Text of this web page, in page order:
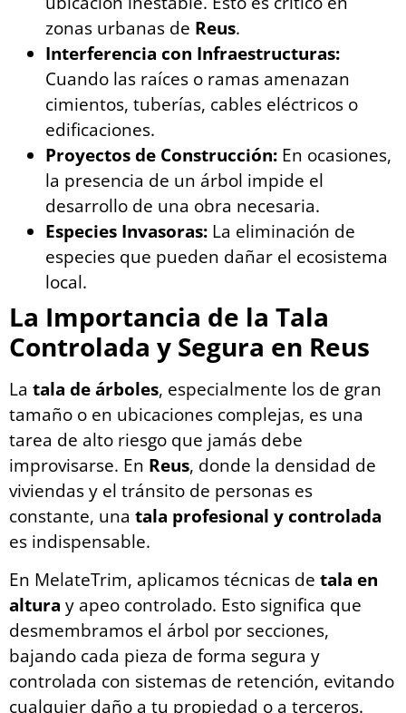
zonas urbanas de Reus.
Interferencia con Infraestructuras:
Cuando las raíces o ramas amenazan
cimientos, tuberías, cables eléctricos o
edificaciones.
Proyectos de Construcción: En ocasiones,
la presencia de un árbol impide el
desarrollo de una obra necesaria.
Especies Invasoras: La eliminación de
especies que pueden dañar el ecosistema
local.
La Importancia de la Tala
Controlada y Segura en Reus
La tala de árboles, especialmente los de gran
tamaño o en ubicaciones complejas, es una
tarea de alto riesgo que jamás debe
improvisarse. En Reus, donde la densidad de
viviendas y el tránsito de personas es
constante, una tala profesional y controlada
es indispensable.
En MelateTrim, aplicamos técnicas de tala en
altura y apeo controlado. Esto significa que
desmembramos el árbol por secciones,
bajando cada pieza de forma segura y
controlada con sistemas de retención, evitando
cualquier daño a tu propiedad o a terceros.